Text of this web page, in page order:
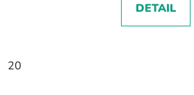
DETAIL
20